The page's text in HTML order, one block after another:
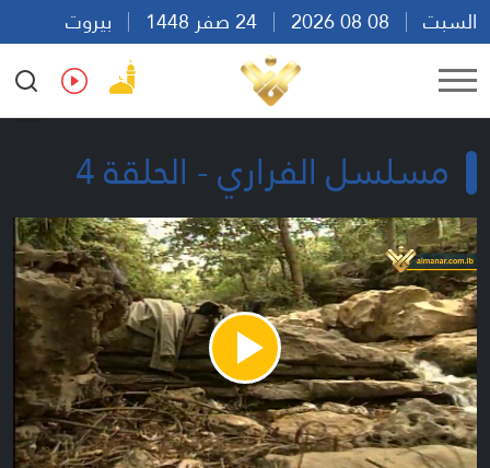
السبت
بيروت
16:54
Ar En Fr Es
مسلسل الفراري - الحلقة 4
Play
Video